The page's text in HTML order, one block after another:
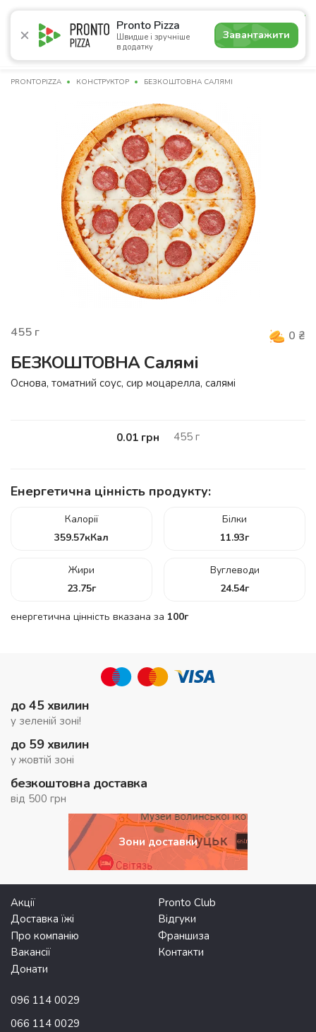
Pronto Pizza
Швидше і зручніше
в додатку
Завантажити
4.7
Акції Піца Суші Сети Бургери Комбо
PRONTOPIZZA КОНСТРУКТОР БЕЗКОШТОВНА САЛЯМІ
455 г 0 ₴
БЕЗКОШТОВНА Салямі
Основа, томатний соус, сир моцарелла, салямі
0.01 грн 455 г
Енергетична цінність продукту:
Калорії
359.57кКал
Білки
11.93г
Жири
23.75г
Вуглеводи
24.54г
енергетична цінність вказана за 100г
до 45 хвилин
у зеленій зоні!
до 59 хвилин
у жовтій зоні
безкоштовна доставка
від 500 грн
Зони доставки
Акції
Pronto Club
Доставка їжі
Відгуки
Про компанію
Франшиза
Вакансії
Контакти
Донати
096 114 0029
066 114 0029